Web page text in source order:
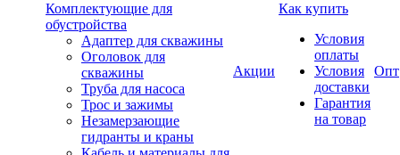
Комплектующие для
обустройства
Адаптер для скважины
Оголовок для
скважины
Труба для насоса
Трос и зажимы
Незамерзающие
гидранты и краны
Акции
Как купить
Условия
оплаты
Условия
доставки
Гарантия
на товар
Опт